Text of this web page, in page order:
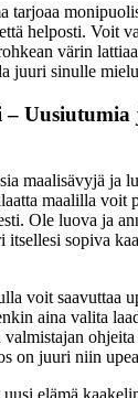
tarjoaa
helposti. Voit
värin
juuri sinulle
Uusiutumia
maalisävyjä ja
maalilla voit
Ole luova ja
itsellesi sopiva
voit saavuttaa
aina valita
on juuri niin